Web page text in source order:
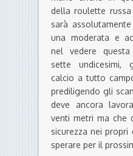
della roulette
sarà
una moderata e
nel vedere
sette undicesimi,
calcio a tutto
prediligendo gli
deve ancora
venti metri ma che
sicurezza nei propri
sperare per il